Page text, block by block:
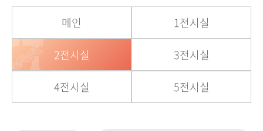
메인 1전시실
2전시실 3전시실
4전시실 5전시실